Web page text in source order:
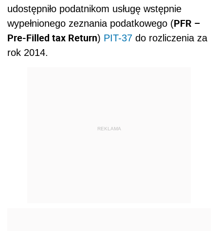
udostępniło podatnikom usługę wstępnie
wypełnionego zeznania podatkowego (PFR –
Pre-Filled tax Return) PIT-37 do rozliczenia za
rok 2014.
REKLAMA